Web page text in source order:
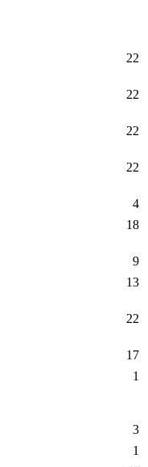
22
22
22
22
4
18
9
13
22
17
1
3
1